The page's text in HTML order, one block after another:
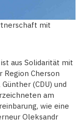
mit
aus Solidarität mit
Cherson
(CDU) und
am
wie eine
Oleksandr